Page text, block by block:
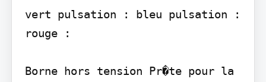
vert pulsation : bleu pulsation :
rouge :
Borne hors tension Pr�te pour la